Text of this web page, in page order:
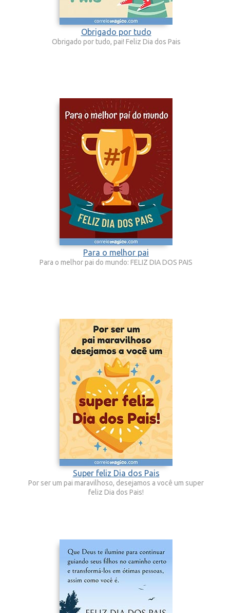
Obrigado por tudo
Obrigado por tudo, pai! Feliz Dia dos Pais
Para o melhor pai
Para o melhor pai do mundo: FELIZ DIA DOS PAIS
Super feliz Dia dos Pais
Por ser um pai maravilhoso, desejamos a você um super
feliz Dia dos Pais!